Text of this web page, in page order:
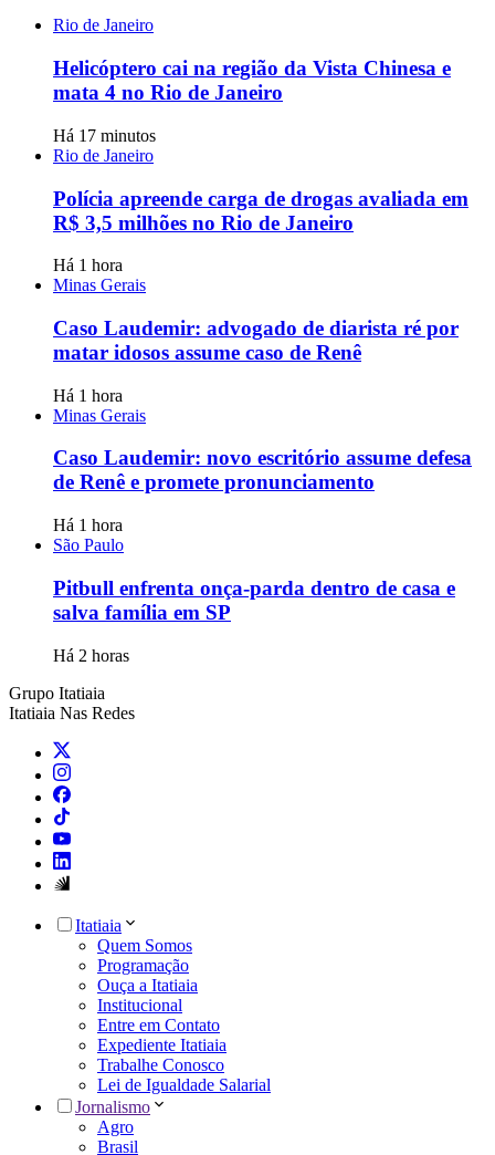
Rio de Janeiro
Helicóptero cai na região da Vista Chinesa e
mata 4 no Rio de Janeiro
Há 17 minutos
Rio de Janeiro
Polícia apreende carga de drogas avaliada em
R$ 3,5 milhões no Rio de Janeiro
Há 1 hora
Minas Gerais
Caso Laudemir: advogado de diarista ré por
matar idosos assume caso de Renê
Há 1 hora
Minas Gerais
Caso Laudemir: novo escritório assume defesa
de Renê e promete pronunciamento
Há 1 hora
São Paulo
Pitbull enfrenta onça-parda dentro de casa e
salva família em SP
Há 2 horas
Grupo Itatiaia
Itatiaia Nas Redes
Itatiaia
Quem Somos
Programação
Ouça a Itatiaia
Institucional
Entre em Contato
Expediente Itatiaia
Trabalhe Conosco
Lei de Igualdade Salarial
Jornalismo
Agro
Brasil